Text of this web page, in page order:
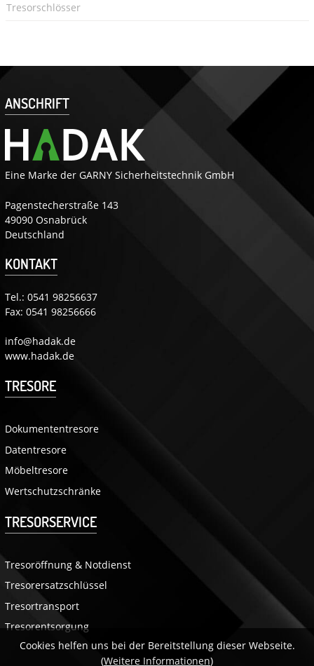
Tresorschlösser
ANSCHRIFT
Eine Marke der GARNY Sicherheitstechnik GmbH
Pagenstecherstraße 143
49090 Osnabrück
Deutschland
KONTAKT
Tel.: 0541 98256637
Fax: 0541 98256666
info@hadak.de
www.hadak.de
TRESORE
Dokumententresore
Datentresore
Möbeltresore
Wertschutzschränke
TRESORSERVICE
Tresoröffnung & Notdienst
Tresorersatzschlüssel
Tresortransport
Tresorentsorgung
Cookies helfen uns bei der Bereitstellung dieser Webseite.
(Weitere Informationen)